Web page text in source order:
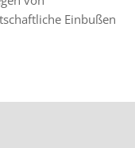
Einbußen